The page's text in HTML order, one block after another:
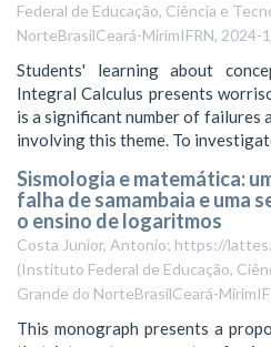
Federal de Educação, Ciência e
NorteBrasilCeará-MirimIFRN, 2024-
Students' learning about
Integral Calculus presents
is a significant number of failures
involving this theme. To investigate
Sismologia e matemática:
falha de samambaia e uma
o ensino de logaritmos
Costa Junior, Antonio; https://
(Instituto Federal de Educação,
Grande do NorteBrasilCeará-
This monograph presents a